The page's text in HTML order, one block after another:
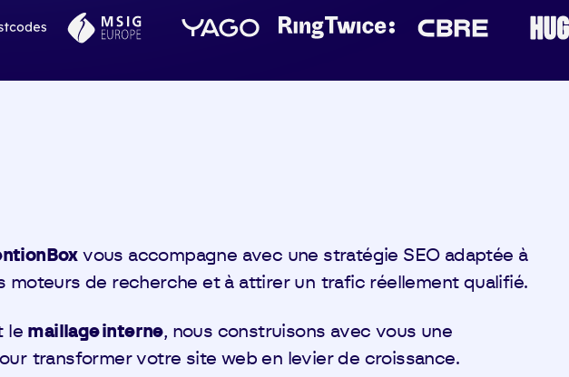
vous accompagne avec une stratégie SEO adaptée à
de recherche et à attirer un trafic réellement qualifié.
le maillage interne, nous construisons avec vous une
transformer votre site web en levier de croissance.